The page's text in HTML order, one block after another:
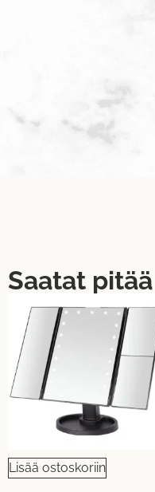
Saatat
Lisää ostoskoriin